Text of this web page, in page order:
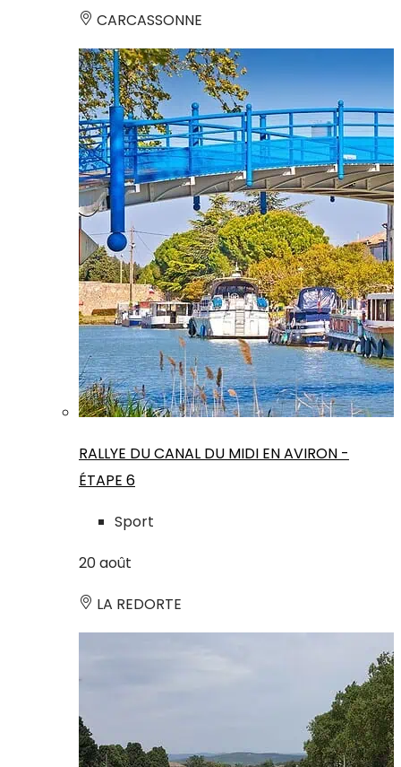
CARCASSONNE
RALLYE DU CANAL DU MIDI EN AVIRON -
ÉTAPE 6
Sport
20août
LA REDORTE